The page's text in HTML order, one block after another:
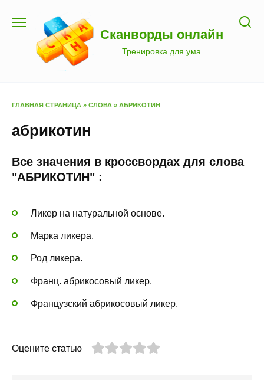
содержанию
Сканворды онлайн
Тренировка для ума
ГЛАВНАЯ СТРАНИЦА » СЛОВА » АБРИКОТИН
абрикотин
Все значения в кроссвордах для слова
"АБРИКОТИН" :
Ликер на натуральной основе.
Марка ликера.
Род ликера.
Франц. абрикосовый ликер.
Французский абрикосовый ликер.
Оцените статью